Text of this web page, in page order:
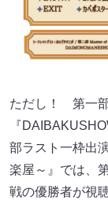
ただし！ 第一部
『
部ラスト一枠出
楽屋～』では、
戦の優勝者が視